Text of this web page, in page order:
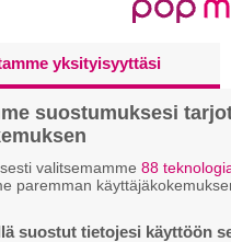
väkivaltaisesti.”
yksityisyyttäsi
suostumuksesi
valitsemamme 88
paremman
suostut tietojesi käyttöön